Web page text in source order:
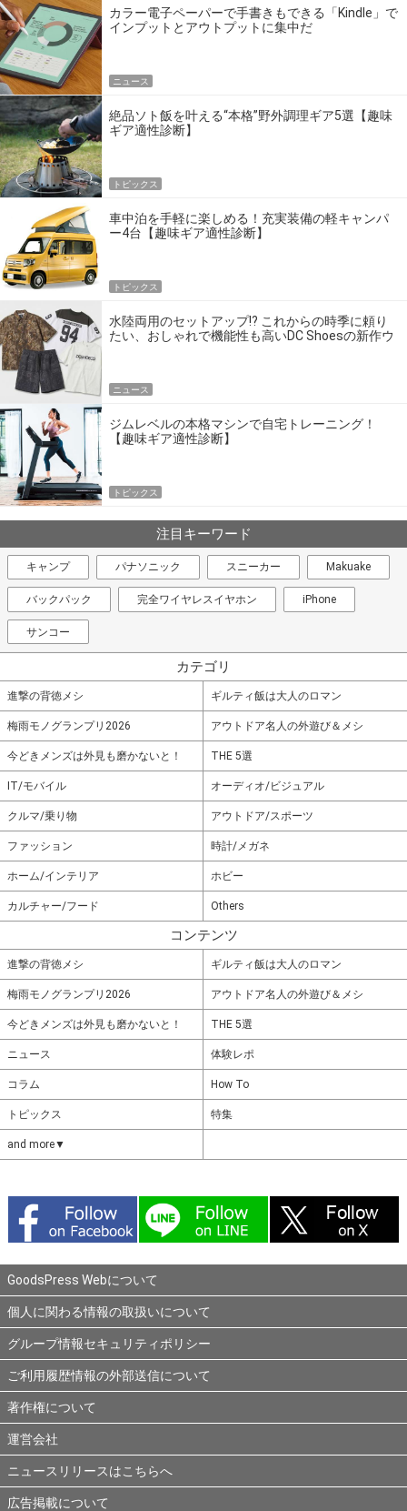
カラー電子ペーパーで手書きもできる「Kindle」で
インプットとアウトプットに集中だ
ニュース
絶品ソト飯を叶える“本格”野外調理ギア5選【趣味
ギア適性診断】
トピックス
車中泊を手軽に楽しめる！充実装備の軽キャンパ
ー4台【趣味ギア適性診断】
トピックス
水陸両用のセットアップ!? これからの時季に頼り
たい、おしゃれで機能性も高いDC Shoesの新作ウ
ニュース
ジムレベルの本格マシンで自宅トレーニング！
【趣味ギア適性診断】
トピックス
注目キーワード
キャンプ パナソニック スニーカー Makuake
バックパック 完全ワイヤレスイヤホン iPhone
サンコー
カテゴリ
進撃の背徳メシ ギルティ飯は大人のロマン
梅雨モノグランプリ2026 アウトドア名人の外遊び＆メシ
今どきメンズは外見も磨かないと！ THE 5選
IT/モバイル オーディオ/ビジュアル
クルマ/乗り物 アウトドア/スポーツ
ファッション 時計/メガネ
ホーム/インテリア ホビー
カルチャー/フード Others
コンテンツ
進撃の背徳メシ ギルティ飯は大人のロマン
梅雨モノグランプリ2026 アウトドア名人の外遊び＆メシ
今どきメンズは外見も磨かないと！ THE 5選
ニュース 体験レポ
コラム How To
トピックス 特集
and more▼
GoodsPress Webについて
個人に関わる情報の取扱いについて
グループ情報セキュリティポリシー
ご利用履歴情報の外部送信について
著作権について
運営会社
ニュースリリースはこちらへ
広告掲載について